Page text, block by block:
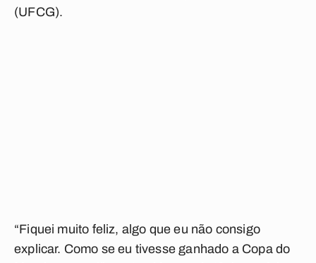
(UFCG).
“Fiquei muito feliz, algo que eu não consigo
explicar. Como se eu tivesse ganhado a Copa do